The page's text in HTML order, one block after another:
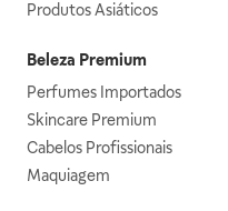
Produtos Asiáticos
Beleza Premium
Perfumes Importados
Skincare Premium
Cabelos Profissionais
Maquiagem